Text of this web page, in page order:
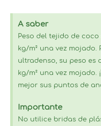
A saber
Peso del tejido de coco
kg/m² una vez
ultradenso, su peso es
kg/m² una vez mojado.
mejor sus puntos de
Importante
No utilice bridas de